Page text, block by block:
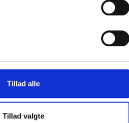
Tillad alle
Tillad valgte